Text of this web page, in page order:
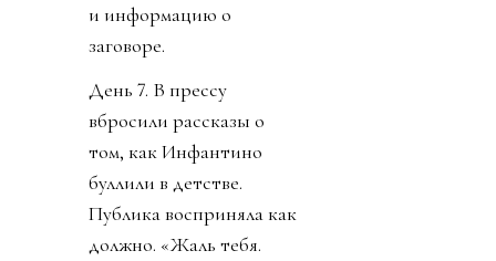
и информацию о
заговоре.
День 7. В прессу
вбросили рассказы о
том, как Инфантино
буллили в детстве.
Публика восприняла как
должно. «Жаль тебя.